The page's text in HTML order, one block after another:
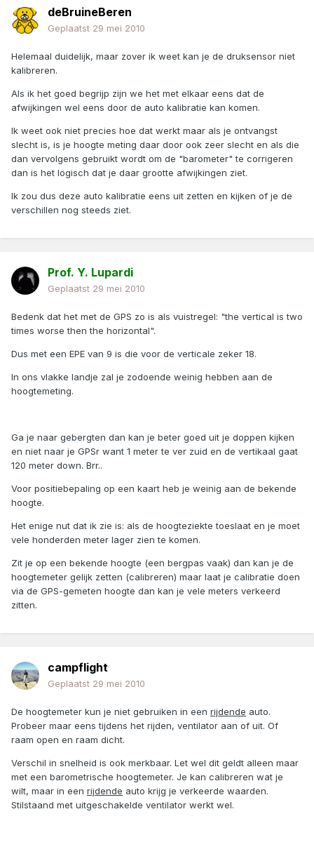
deBruineBeren
Geplaatst 29 mei 2010
Helemaal duidelijk, maar zover ik weet kan je de druksensor niet
kalibreren.
Als ik het goed begrijp zijn we het met elkaar eens dat de
afwijkingen wel eens door de auto kalibratie kan komen.
Ik weet ook niet precies hoe dat werkt maar als je ontvangst
slecht is, is je hoogte meting daar door ook zeer slecht en als die
dan vervolgens gebruikt wordt om de "barometer" te corrigeren
dan is het logisch dat je daar grootte afwijkingen ziet.
Ik zou dus deze auto kalibratie eens uit zetten en kijken of je de
verschillen nog steeds ziet.
Prof. Y. Lupardi
Geplaatst 29 mei 2010
Bedenk dat het met de GPS zo is als vuistregel: "the vertical is two
times worse then the horizontal".
Dus met een EPE van 9 is die voor de verticale zeker 18.
In ons vlakke landje zal je zodoende weinig hebben aan de
hoogtemeting.
Ga je naar gebergten dan kan je beter goed uit je doppen kijken
en niet naar je GPSr want 1 meter te ver zuid en de vertikaal gaat
120 meter down. Brr..
Voor positiebepaling op een kaart heb je weinig aan de bekende
hoogte.
Het enige nut dat ik zie is: als de hoogteziekte toeslaat en je moet
vele honderden meter lager zien te komen.
Zit je op een bekende hoogte (een bergpas vaak) dan kan je de
hoogtemeter gelijk zetten (calibreren) maar laat je calibratie doen
via de GPS-gemeten hoogte dan kan je vele meters verkeerd
zitten.
campflight
Geplaatst 29 mei 2010
De hoogtemeter kun je niet gebruiken in een rijdende auto.
Probeer maar eens tijdens het rijden, ventilator aan of uit. Of
raam open en raam dicht.
Verschil in snelheid is ook merkbaar. Let wel dit geldt alleen maar
met een barometrische hoogtemeter. Je kan calibreren wat je
wilt, maar in een rijdende auto krijg je verkeerde waarden.
Stilstaand met uitgeschakelde ventilator werkt wel.